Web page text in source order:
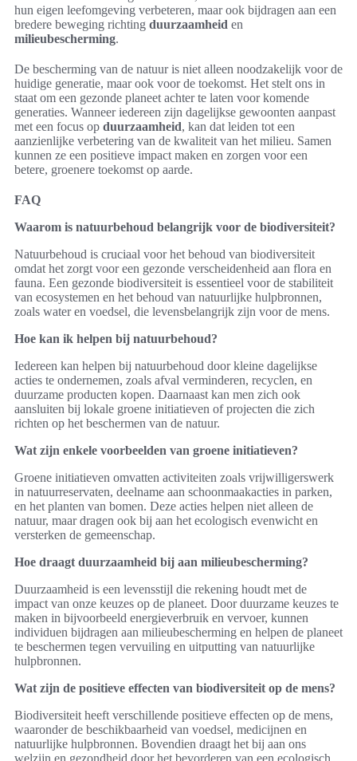
hun eigen leefomgeving verbeteren, maar ook bijdragen aan een
bredere beweging richting duurzaamheid en
milieubescherming.
De bescherming van de natuur is niet alleen noodzakelijk voor de
huidige generatie, maar ook voor de toekomst. Het stelt ons in
staat om een gezonde planeet achter te laten voor komende
generaties. Wanneer iedereen zijn dagelijkse gewoonten aanpast
met een focus op duurzaamheid, kan dat leiden tot een
aanzienlijke verbetering van de kwaliteit van het milieu. Samen
kunnen ze een positieve impact maken en zorgen voor een
betere, groenere toekomst op aarde.
FAQ
Waarom is natuurbehoud belangrijk voor de biodiversiteit?
Natuurbehoud is cruciaal voor het behoud van biodiversiteit
omdat het zorgt voor een gezonde verscheidenheid aan flora en
fauna. Een gezonde biodiversiteit is essentieel voor de stabiliteit
van ecosystemen en het behoud van natuurlijke hulpbronnen,
zoals water en voedsel, die levensbelangrijk zijn voor de mens.
Hoe kan ik helpen bij natuurbehoud?
Iedereen kan helpen bij natuurbehoud door kleine dagelijkse
acties te ondernemen, zoals afval verminderen, recyclen, en
duurzame producten kopen. Daarnaast kan men zich ook
aansluiten bij lokale groene initiatieven of projecten die zich
richten op het beschermen van de natuur.
Wat zijn enkele voorbeelden van groene initiatieven?
Groene initiatieven omvatten activiteiten zoals vrijwilligerswerk
in natuurreservaten, deelname aan schoonmaakacties in parken,
en het planten van bomen. Deze acties helpen niet alleen de
natuur, maar dragen ook bij aan het ecologisch evenwicht en
versterken de gemeenschap.
Hoe draagt duurzaamheid bij aan milieubescherming?
Duurzaamheid is een levensstijl die rekening houdt met de
impact van onze keuzes op de planeet. Door duurzame keuzes te
maken in bijvoorbeeld energieverbruik en vervoer, kunnen
individuen bijdragen aan milieubescherming en helpen de planeet
te beschermen tegen vervuiling en uitputting van natuurlijke
hulpbronnen.
Wat zijn de positieve effecten van biodiversiteit op de mens?
Biodiversiteit heeft verschillende positieve effecten op de mens,
waaronder de beschikbaarheid van voedsel, medicijnen en
natuurlijke hulpbronnen. Bovendien draagt het bij aan ons